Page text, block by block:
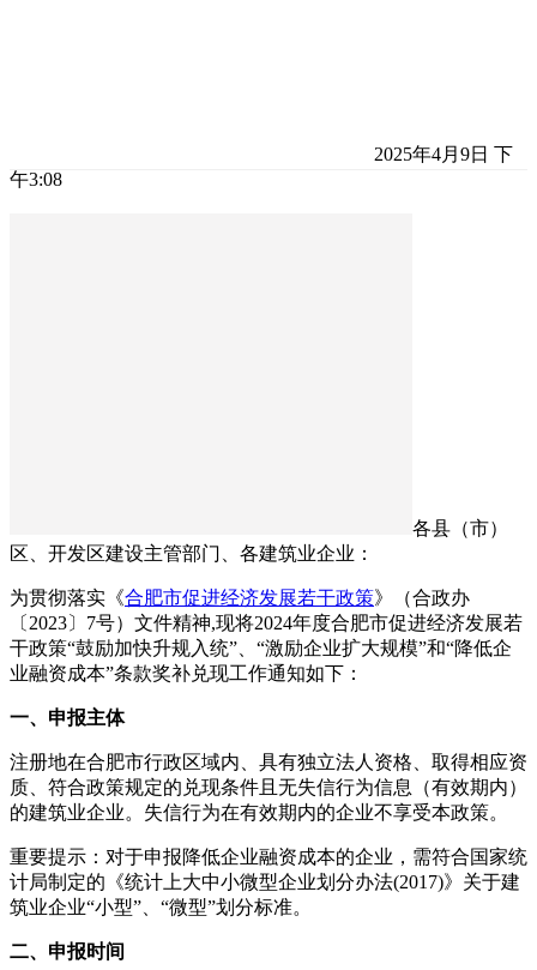
2025年4月9日 下
午3:08
各县（市）
区、开发区建设主管部门、各建筑业企业：
为贯彻落实《合肥市促进经济发展若干政策》（合政办
〔2023〕7号）文件精神,现将2024年度合肥市促进经济发展若
干政策“鼓励加快升规入统”、“激励企业扩大规模”和“降低企
业融资成本”条款奖补兑现工作通知如下：
一、申报主体
注册地在合肥市行政区域内、具有独立法人资格、取得相应资
质、符合政策规定的兑现条件且无失信行为信息（有效期内）
的建筑业企业。失信行为在有效期内的企业不享受本政策。
重要提示：对于申报降低企业融资成本的企业，需符合国家统
计局制定的《统计上大中小微型企业划分办法(2017)》关于建
筑业企业“小型”、“微型”划分标准。
二、申报时间